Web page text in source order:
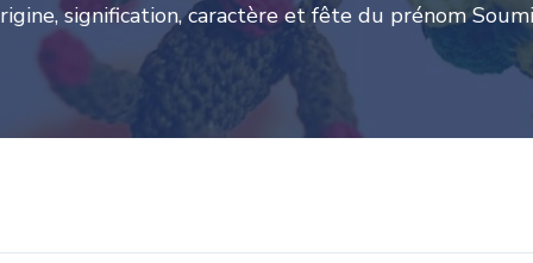
signification, caractère et fête du prénom